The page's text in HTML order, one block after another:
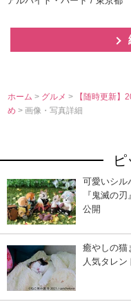
ホーム > グルメ>
【随時更新】
め> 画像・写真詳細
可愛いシル
『鬼滅の
公開
癒やしの猫
人気タレ